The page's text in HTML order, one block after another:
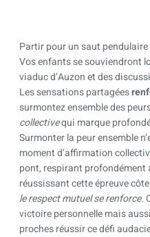
Partir pour un saut pendulaire
Vos enfants se souviendront
viaduc d’Auzon et des
Les sensations partagées
surmontez ensemble des
collectivequi marque
Surmonter la peur ensemble
moment d’affirmation
pont, respirant profondément
réussissant cette épreuve
le respect mutuel se renforce.
victoire personnelle mais
proches réussir ce défi